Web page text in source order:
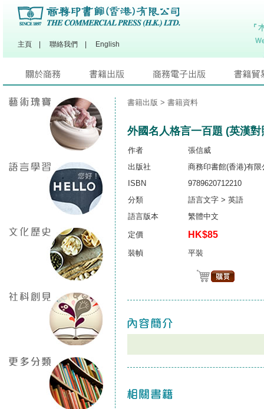
主頁 聯絡我們 English
書籍出版 > 書籍資料
外國名人格言一百題 (英漢對
作者
張信威
出版社
商務印書館(香港)有限
ISBN
9789620712210
分類
語言文字 > 英語
語言版本
繁體中文
定價 HK$85
裝幀 平裝